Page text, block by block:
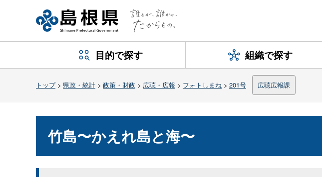
目的で探す 組織で探す
トップ> 県政・統計 > 政策・財政 > 広聴・広報 > フォトしまね > 201号 広聴広報課
竹島〜かえれ島と海〜